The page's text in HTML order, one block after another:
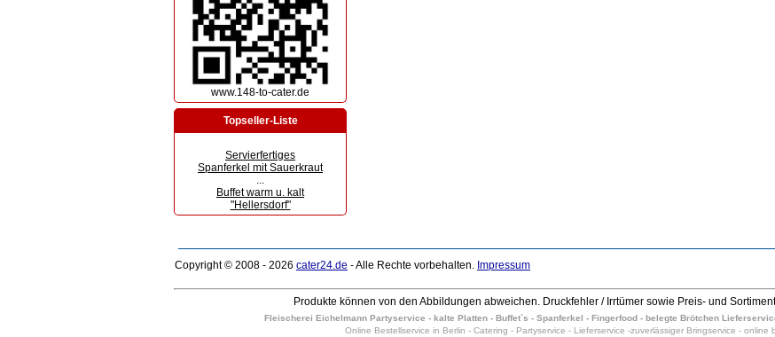
www.148-to-cater.de
Topseller-Liste
Servierfertiges
Spanferkel mit Sauerkraut
...
Buffet warm u. kalt
"Hellersdorf"
Copyright © 2008 - 2026 cater24.de - Alle Rechte vorbehalten. Impressum
Produkte können von den Abbildungen abweichen. Druckfehler / Irrtümer sowie Preis- und
Fleischerei Eichelmann Partyservice - kalte Platten - Buffet`s - Spanferkel - Fingerfood - belegte Brötchen
Online Bestellservice in Berlin - Catering - Partyservice - Lieferservice -zuverlässiger Bringservice - online